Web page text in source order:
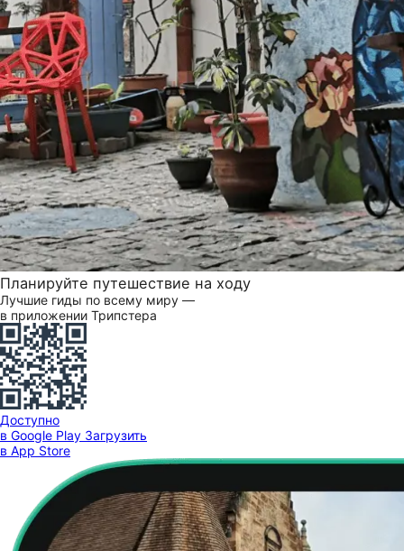
Планируйте путешествие на ходу
Лучшие гиды по всему миру —
в приложении Трипстера
Доступно
в Google Play Загрузить
в App Store